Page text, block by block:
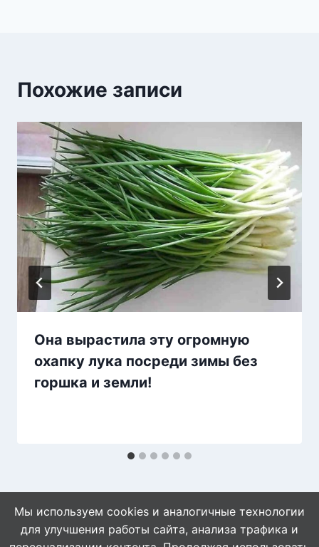
Похожие записи
Она вырастила эту огромную
охапку лука посреди зимы без
горшка и земли!
Мы используем cookies и аналогичные технологии
для улучшения работы сайта, анализа трафика и